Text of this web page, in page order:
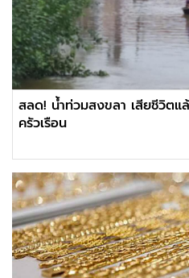
สลด! น้ำท่วมสงขลา เสียชีวิต
ครัวเรือน